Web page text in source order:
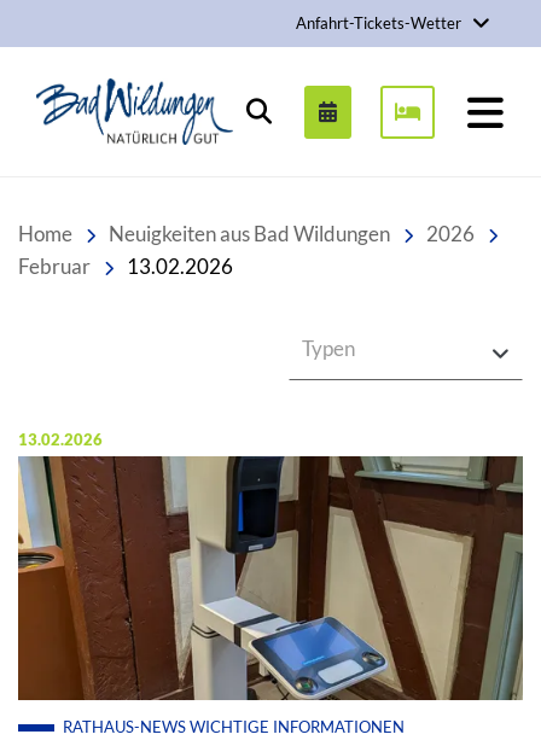
Anfahrt-Tickets-Wetter
Stadt Bad Wildungen
Suchen
Home Neuigkeiten aus Bad Wildungen
2026
Februar
13.02.2026
Typen
Veröffentlicht am:
13.02.2026
RATHAUS-NEWSWICHTIGE INFORMATIONEN